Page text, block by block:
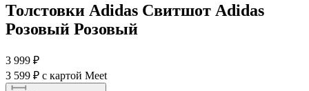
Толстовки Adidas Свитшот Adidas
Розовый Розовый
3 999 ₽
3 599 ₽ с картой Meet